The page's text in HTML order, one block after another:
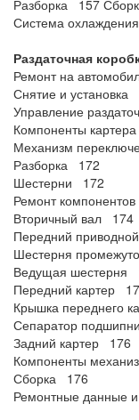
Разборка 157
Система
Раздаточная
Ремонт на
Снятие и установка
Управление
Компоненты
Механизм
Разборка 172
Шестерни 172
Ремонт
Вторичный вал 174
Передний
Шестерня
Ведущая шестерня
Передний картер
Крышка переднего
Сепаратор
Задний картер 176
Компоненты
Сборка 176
Ремонтные данные